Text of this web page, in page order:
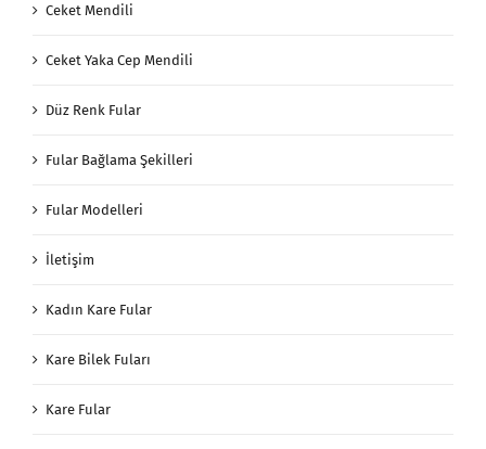
Ceket Mendili
Ceket Yaka Cep Mendili
Düz Renk Fular
Fular Bağlama Şekilleri
Fular Modelleri
İletişim
Kadın Kare Fular
Kare Bilek Fuları
Kare Fular